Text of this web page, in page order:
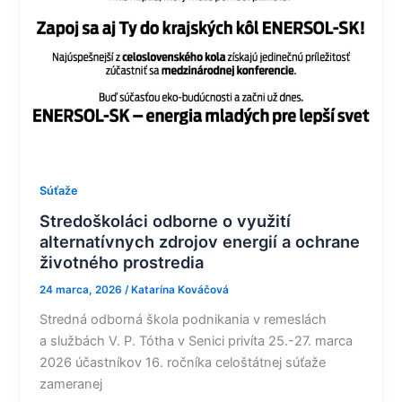
Súťaže
Stredoškoláci odborne o využití
alternatívnych zdrojov energií a ochrane
životného prostredia
24 marca, 2026/ Katarína Kováčová
Stredná odborná škola podnikania v remeslách
a službách V. P. Tótha v Senici privíta 25.-27. marca
2026 účastníkov 16. ročníka celoštátnej súťaže
zameranej